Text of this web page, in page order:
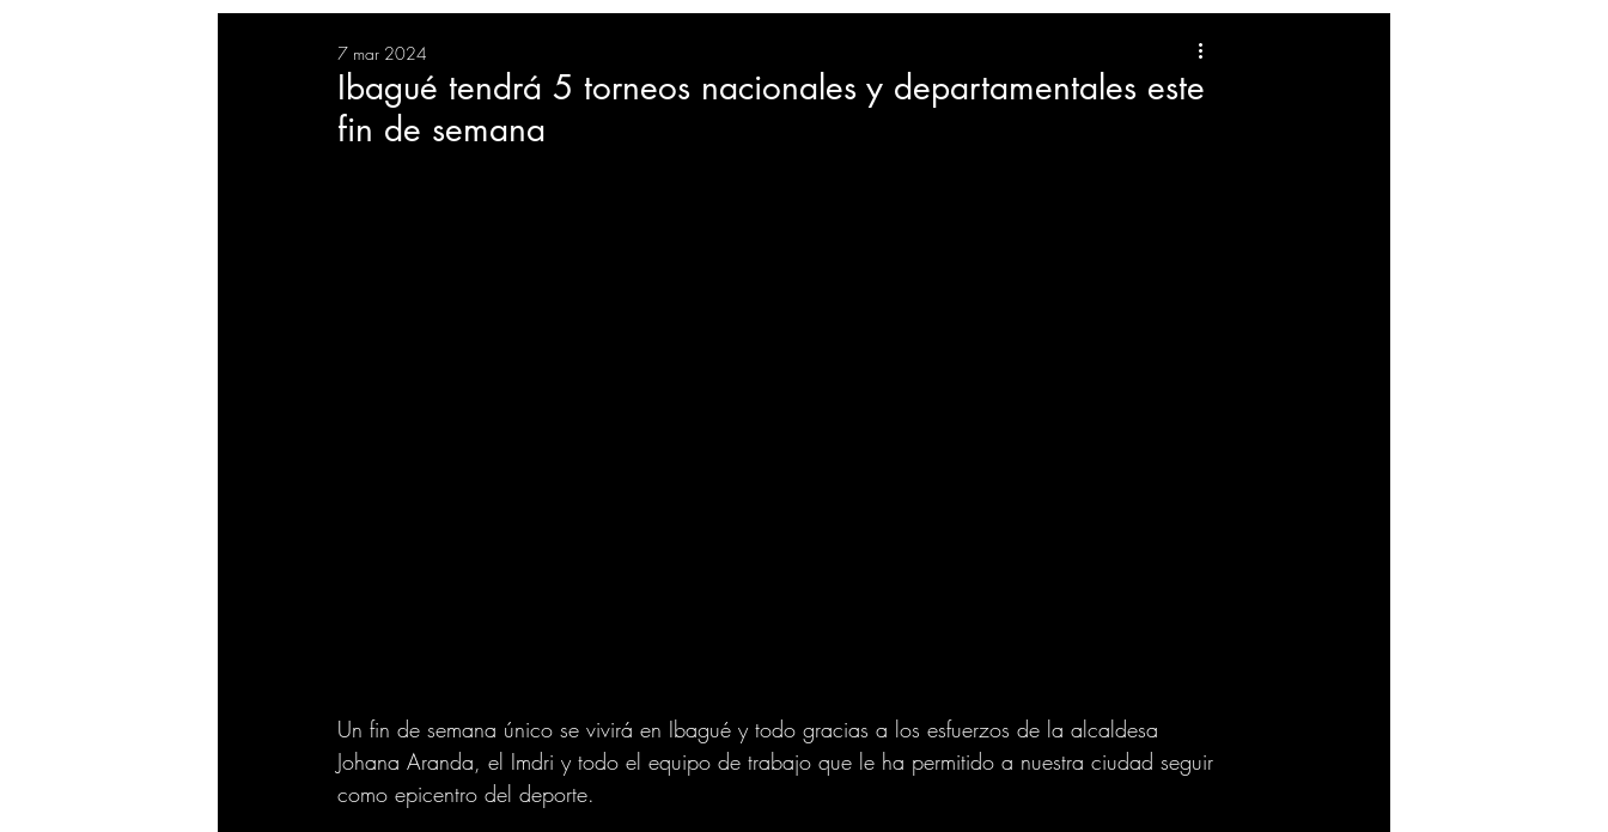
BIENESTAR EVENTOS EDUCACION
Ibagué tendrá 5 torneos nacionales y departamentales este
fin de semana
7 mar 2024
Un fin de semana único se vivirá en Ibagué y todo gracias a los esfuerzos de la alcaldesa
Johana Aranda, el Imdri y todo el equipo de trabajo que le ha permitido a nuestra ciudad seguir
como epicentro del deporte.